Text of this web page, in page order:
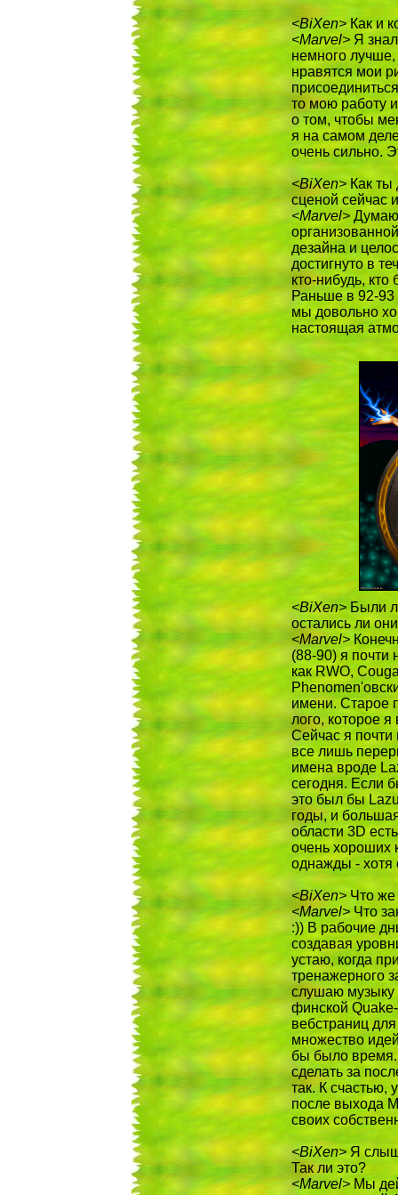
<BiXen>Как и
<Marvel>Я знал
немного лучше,
нравятся мои
то мою работу
о том, чтобы
я на самом
очень сильно.
<BiXen>Как ты
сценой сейчас
<Marvel>Думаю,
дезайна и
достигнуто в
кто-нибудь,
Раньше в 92-93
мы довольно
настоящая
<BiXen>Были
остались ли
<Marvel>
(88-90) я почти
как RWO,
имени. Старое
лого, которое
Сейчас я почти
все лишь
имена вроде
сегодня. Если
это был бы
годы, и
области 3D
очень хороших
однажды - хотя
<BiXen>Что же
<Marvel>Что
:)) В рабочие
создавая
устаю, когда
тренажерного
слушаю музыку
финской
вебстраниц
множество
бы было время.
сделать за
так. К счастью,
после выхода
своих
<BiXen>Я
Так ли это?
<Marvel>Мы